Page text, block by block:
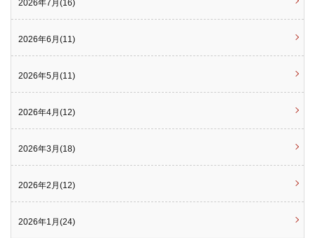
2026年7月(16)
2026年6月(11)
2026年5月(11)
2026年4月(12)
2026年3月(18)
2026年2月(12)
2026年1月(24)